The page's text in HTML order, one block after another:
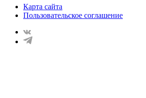
Карта сайта
Пользовательское соглашение